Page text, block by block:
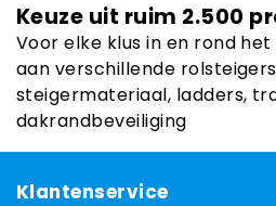
Keuze uit ruim 2.500
Voor elke klus in en rond
aan verschillende
steigermateriaal, ladders,
dakrandbeveiliging
Klantenservice